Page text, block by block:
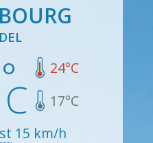
24°C
17°C
15 km/h